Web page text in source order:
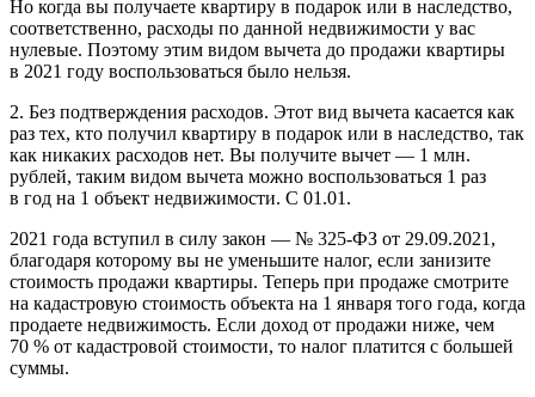
Но когда вы получаете квартиру в подарок или в наследство,
соответственно, расходы по данной недвижимости у вас
нулевые. Поэтому этим видом вычета до продажи квартиры
в 2021 году воспользоваться было нельзя.
2. Без подтверждения расходов. Этот вид вычета касается как
раз тех, кто получил квартиру в подарок или в наследство, так
как никаких расходов нет. Вы получите вычет — 1 млн.
рублей, таким видом вычета можно воспользоваться 1 раз
в год на 1 объект недвижимости. С 01.01.
2021 года вступил в силу закон — № 325-ФЗ от 29.09.2021,
благодаря которому вы не уменьшите налог, если занизите
стоимость продажи квартиры. Теперь при продаже смотрите
на кадастровую стоимость объекта на 1 января того года, когда
продаете недвижимость. Если доход от продажи ниже, чем
70 % от кадастровой стоимости, то налог платится с большей
суммы.